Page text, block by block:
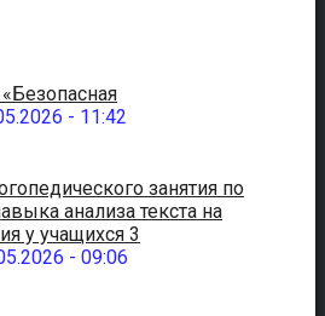
- 11:42
занятия по
анализа текста на
у учащихся 3
- 09:06